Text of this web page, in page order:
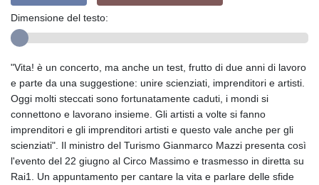
Dimensione del testo:
"Vita! è un concerto, ma anche un test, frutto di due anni di lavoro
e parte da una suggestione: unire scienziati, imprenditori e artisti.
Oggi molti steccati sono fortunatamente caduti, i mondi si
connettono e lavorano insieme. Gli artisti a volte si fanno
imprenditori e gli imprenditori artisti e questo vale anche per gli
scienziati". Il ministro del Turismo Gianmarco Mazzi presenta così
l'evento del 22 giugno al Circo Massimo e trasmesso in diretta su
Rai1. Un appuntamento per cantare la vita e parlare delle sfide